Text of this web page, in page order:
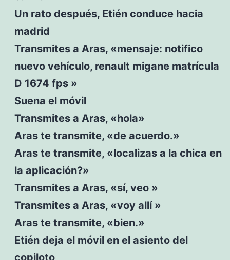
Un rato después, Etién conduce hacia
madrid
Transmites a Aras, «mensaje: notifico
nuevo vehículo, renault migane matrícula
D 1674 fps »
Suena el móvil
Transmites a Aras, «hola»
Aras te transmite, «de acuerdo.»
Aras te transmite, «localizas a la chica en
la aplicación?»
Transmites a Aras, «sí, veo »
Transmites a Aras, «voy allí »
Aras te transmite, «bien.»
Etién deja el móvil en el asiento del
copiloto